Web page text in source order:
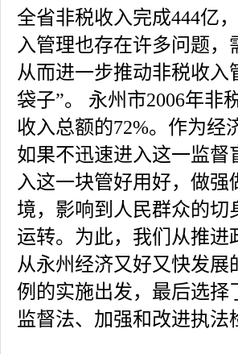
全省非税收入完成444亿
入管理也存在许多问题
从而进一步推动非税收入
袋子”。 永州市2006年非
收入总额的72%。作为经
如果不迅速进入这一监
入这一块管好用好，做
境，影响到人民群众的
运转。为此，我们从推
从永州经济又好又快发
例的实施出发，最后选
监督法、加强和改进执法